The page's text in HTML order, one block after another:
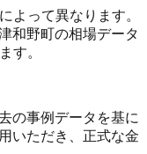
よって異なります。
和野町の相場データ
す。
の事例データを基に
いただき、正式な金